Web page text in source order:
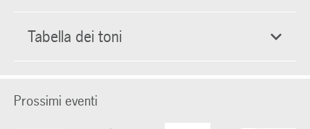
Tabella dei toni
Prossimi eventi